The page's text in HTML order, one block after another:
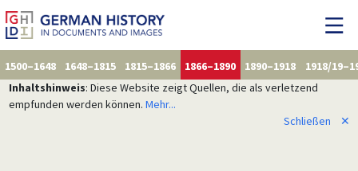
1500–1648 1648–1815 1815–1866 1866–1890 1890–1918
1918/
Inhaltshinweis: Diese Website zeigt Quellen, die als verletzend
empfunden werden können. Mehr...
Schließen
✕